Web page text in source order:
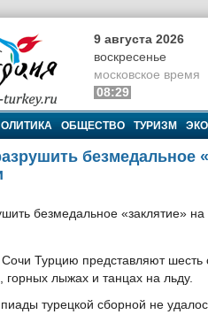
9 августа 2026
воскресенье
московское время
08:29
ОБЩЕСТВО ТУРИЗМ
безмедальное
Турцию представляют
горных лыжах и танцах на льду.
турецкой сборной не